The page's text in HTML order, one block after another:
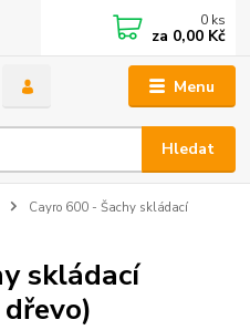
Menu
Hledat
0 ks
za 0,00 Kč
Cayro 600 - Šachy skládací
skládací